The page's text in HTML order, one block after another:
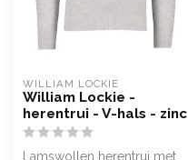
WILLIAM LOCKIE
William Lockie -
herentrui - V-hals - zinc
Lamswollen herentrui met